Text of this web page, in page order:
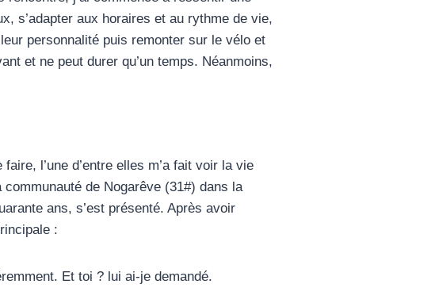
s’adapter aux horaires et au rythme de vie,
personnalité puis remonter sur le vélo et
et ne peut durer qu’un temps. Néanmoins,
l’une d’entre elles m’a fait voir la vie
de Nogarêve (31#) dans la
ans, s’est présenté. Après avoir
:
Et toi ? lui ai-je demandé.